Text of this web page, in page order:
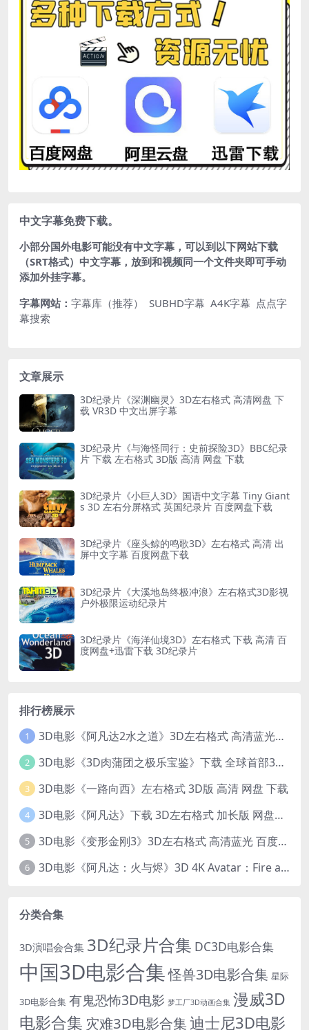
中文字幕免费下载。
小部分国外电影可能没有中文字幕，可以到以下网站下载
（SRT格式）中文字幕，放到和视频同一个文件夹即可手动
添加外挂字幕。
字幕网站： 字幕库（推荐） SUBHD字幕 A4K字幕 点点字
幕搜索
文章展示
3D纪录片《深渊幽灵》3D左右格式 高清网盘 下
载 VR3D 中文出屏字幕
3D纪录片《与海怪同行：史前探险3D》BBC纪录
片 下载 左右格式 3D版 高清 网盘 下载
3D纪录片《小巨人3D》国语中文字幕 Tiny Giant
s 3D 左右分屏格式 英国纪录片 百度网盘下载
3D纪录片《座头鲸的鸣歌3D》左右格式 高清 出
屏中文字幕 百度网盘下载
3D纪录片《大溪地岛终极冲浪》左右格式3D影视
户外极限运动纪录片
3D纪录片《海洋仙境3D》左右格式 下载 高清 百
度网盘+迅雷下载 3D纪录片
排行榜展示
1 3D电影《阿凡达2水之道》3D左右格式 高清蓝光原盘 网盘下载 中文配音 4K3DVR电影
2 3D电影《3D肉蒲团之极乐宝鉴》下载 全球首部3D限制级电影 网盘下载
3 3D电影《一路向西》左右格式 3D版 高清 网盘 下载
4 3D电影《阿凡达》下载 3D左右格式 加长版 网盘下载
5 3D电影《变形金刚3》3D左右格式 高清蓝光 百度网盘+迅雷 下载 出屏国配字幕.国英双语
6 3D电影《阿凡达：火与烬》3D 4K Avatar：Fire and Ash 3D 左右格式 高清4K 电影 下载
分类合集
3D演唱会合集 3D纪录片合集 DC3D电影合集
中国3D电影合集怪兽3D电影合集 星际
3D电影合集 有鬼恐怖3D电影 梦工厂3D动画合集 漫威3D
电影合集 灾难3D电影合集迪士尼3D电影